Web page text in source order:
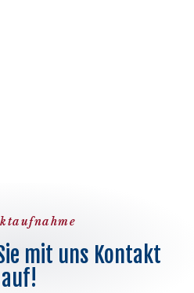
mit uns Kontakt
auf!